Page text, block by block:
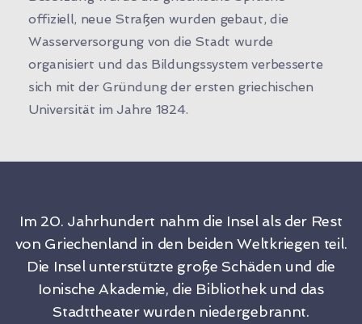
offiziell, neue Straßen wurden gebaut, die
Wasserversorgung von die Stadt wurde
organisiert und das Bildungssystem verbesserte
sich mit der Gründung der ersten griechischen
Universität im Jahre 1824.
Im 20. Jahrhundert nahm die Insel als der Rest
von Griechenland in den beiden Weltkriegen teil.
Die Insel unterstützte große Schäden und die
Ionische Akademie, die Bibliothek und das
Stadttheater wurden niedergebrannt.